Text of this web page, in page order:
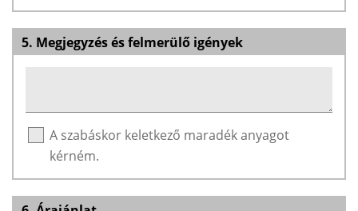
5. Megjegyzés és felmerülő igények
A szabáskor keletkező maradék anyagot
kérném.